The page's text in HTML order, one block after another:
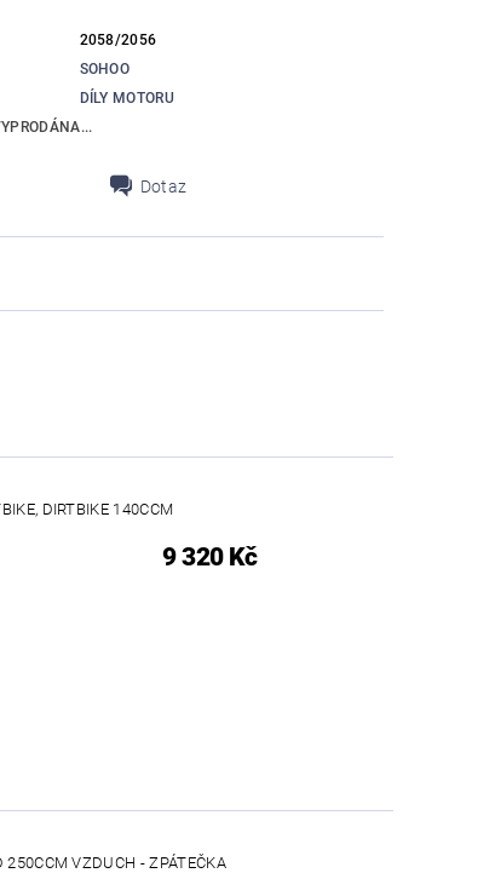
2058/2056
SOHOO
DÍLY MOTORU
Dotaz
DIRTBIKE 140CCM
9 320 Kč
250CCM VZDUCH - ZPÁTEČKA